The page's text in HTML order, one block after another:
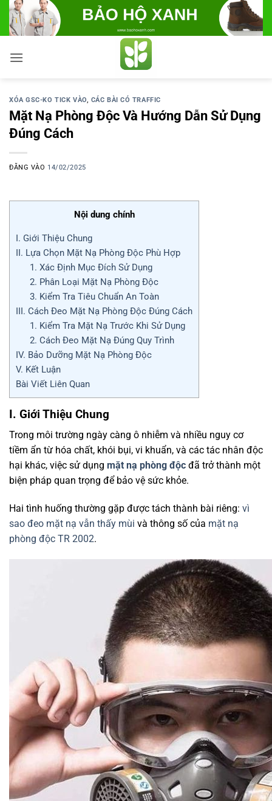
Bỏ
qua
nội
dung
XÓA GSC-KO TICK VÀO, CÁC BÀI CÓ TRAFFIC
Mặt Nạ Phòng Độc Và Hướng Dẫn Sử Dụng
Đúng Cách
ĐĂNG VÀO 14/02/2025
Nội dung chính
I. Giới Thiệu Chung
II. Lựa Chọn Mặt Nạ Phòng Độc Phù Hợp
1. Xác Định Mục Đích Sử Dụng
2. Phân Loại Mặt Nạ Phòng Độc
3. Kiểm Tra Tiêu Chuẩn An Toàn
III. Cách Đeo Mặt Nạ Phòng Độc Đúng Cách
1. Kiểm Tra Mặt Nạ Trước Khi Sử Dụng
2. Cách Đeo Mặt Nạ Đúng Quy Trình
IV. Bảo Dưỡng Mặt Nạ Phòng Độc
V. Kết Luận
Bài Viết Liên Quan
I. Giới Thiệu Chung
Trong môi trường ngày càng ô nhiễm và nhiều nguy cơ
tiềm ẩn từ hóa chất, khói bụi, vi khuẩn, và các tác nhân độc
hại khác, việc sử dụng mặt nạ phòng độc đã trở thành một
biện pháp quan trọng để bảo vệ sức khỏe.
Hai tình huống thường gặp được tách thành bài riêng: vì
sao đeo mặt nạ vẫn thấy mùi và thông số của mặt nạ
phòng độc TR 2002.